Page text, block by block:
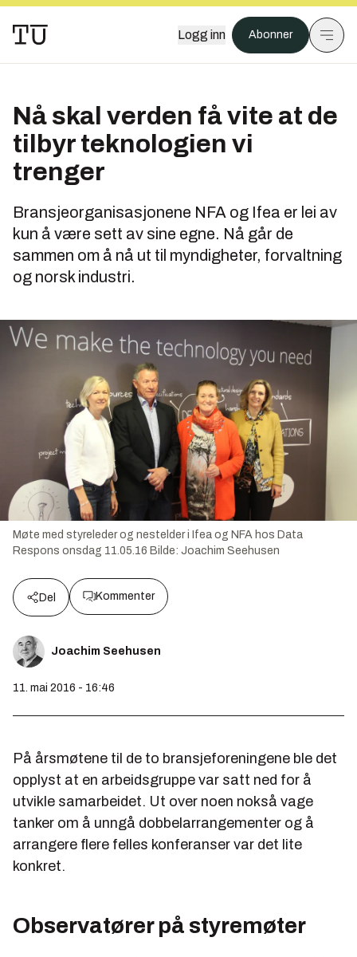
Logg inn Abonner
Nå skal verden få vite at de
tilbyr teknologien vi
trenger
Bransjeorganisasjonene NFA og Ifea er lei av
kun å være sett av sine egne. Nå går de
sammen om å nå ut til myndigheter, forvaltning
og norsk industri.
Møte med styreleder og nestelder i Ifea og NFA hos Data
Respons onsdag 11.05.16 Bilde: Joachim Seehusen
Del Kommenter
Joachim Seehusen
11. mai 2016 - 16:46
På årsmøtene til de to bransjeforeningene ble det
opplyst at en arbeidsgruppe var satt ned for å
utvikle samarbeidet. Ut over noen nokså vage
tanker om å unngå dobbelarrangementer og å
arrangere flere felles konferanser var det lite
konkret.
Observatører på styremøter